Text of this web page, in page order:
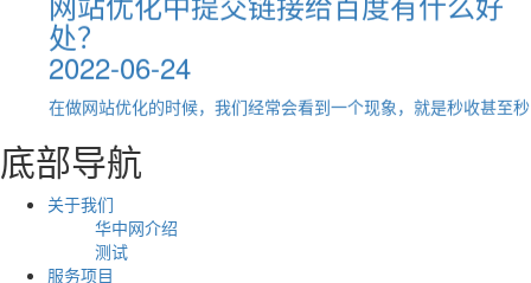
助力拓展俄罗斯市场 | Yandex搜索引
擎获客线下培训
2024-05-14
受国际局势影响，目前俄罗斯市场需求巨大，对中国产品的需求强
烈，国内很多企业都想进入俄罗斯市场，但企业普遍对俄罗斯市场
所知...
华企集团2024年三月团建踏青活动圆
满结束
越来越难做,相信是显而易见的,对SEO的未来应该怎么做,相信大多
数...
关于员工矿工离职的通告
2023-02-14
关于员工矿工离职的通告员工姓名：许耀坤 身份证号：
44092120000218XXXX自2023年1月29日开始，你未向公司提供
劳动，公司已...
有效提高网络优化的8个技巧
2023-03-24
大家都知道中小企业进行网络营销，SEO是一个很实用的手段，
大家也都想做好SEO，那么网站优化就十分关键。既然要决定做
网站优化，...
为什么网络营销越来越流行？
2022-12-17
互联网在传播这方面的优势性是巨大的，而网络营销刚好利用了这
点优势来发展自身，为客户提供更好的服务、助力企业品牌提升知
名度...
而我自...
网站建设中收录后的新闻能不能修
改？如何修改？
2022-06-23
一、收录修改前的问题1、网站建设好之后初期切记不要修改，因
期，百...
网站收录突然停止了怎么办呢？
底部导航
关于我们
华中网介绍
测试
服务项目